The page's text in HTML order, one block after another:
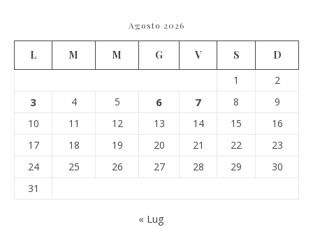
Agosto 2026
L M M G V S
D
1
2
3 4 5 6 7 8
9
10
11 12 13 14 15
16
17
18 19 20 21 22
23
24
25 26 27 28 29
30
31
« Lug